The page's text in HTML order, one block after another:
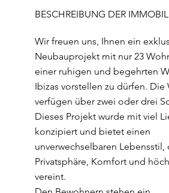
BESCHREIBUNG DER
Wir freuen uns, Ihnen ein
Neubauprojekt mit nur 23
einer ruhigen und begehrten
Ibizas vorstellen zu dürfen. Die
verfügen über zwei oder drei
Dieses Projekt wurde mit viel
konzipiert und bietet einen
unverwechselbaren Lebensstil,
Privatsphäre, Komfort und
vereint.